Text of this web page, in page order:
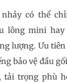
có thể
lông mini hay
lượng. Ưu tiên
bảo vệ đầu
, tải trọng phù